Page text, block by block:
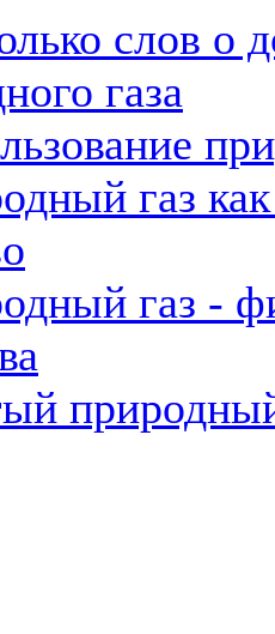
слов о
газа
газ
газ -